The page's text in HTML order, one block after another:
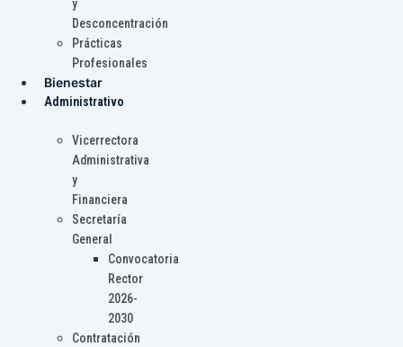
y
Desconcentración
Prácticas
Profesionales
Bienestar
Administrativo
Vicerrectora
Administrativa
y
Financiera
Secretaría
General
Convocatoria
Rector
2026-
2030
Contratación